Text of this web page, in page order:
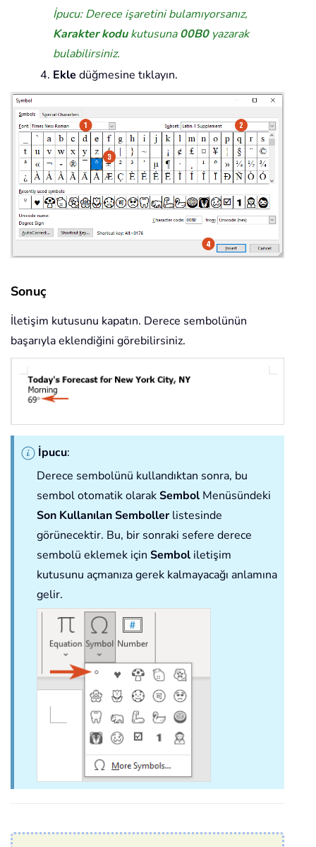
İpucu: Derece işaretini bulamıyorsanız,
Karakter kodukutusuna00B0yazarak
bulabilirsiniz.
Ekle düğmesine tıklayın.
Sonuç
İletişim kutusunu kapatın. Derece sembolünün
başarıyla eklendiğini görebilirsiniz.
İpucu:
Derece sembolünü kullandıktan sonra, bu
sembol otomatik olarakSembol Menüsündeki
Son Kullanılan Sembollerlistesinde
görünecektir. Bu, bir sonraki sefere derece
sembolü eklemek için Sembol iletişim
kutusunu açmanıza gerek kalmayacağı anlamına
gelir.